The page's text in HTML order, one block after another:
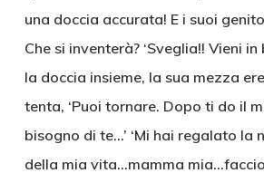
una doccia accurata! E i suoi
Che si inventerà? ‘Sveglia!! Vieni in
la doccia insieme, la sua mezza
tenta, ‘Puoi tornare. Dopo ti do il
bisogno di te…’ ‘Mi hai regalato la
della mia vita…mamma